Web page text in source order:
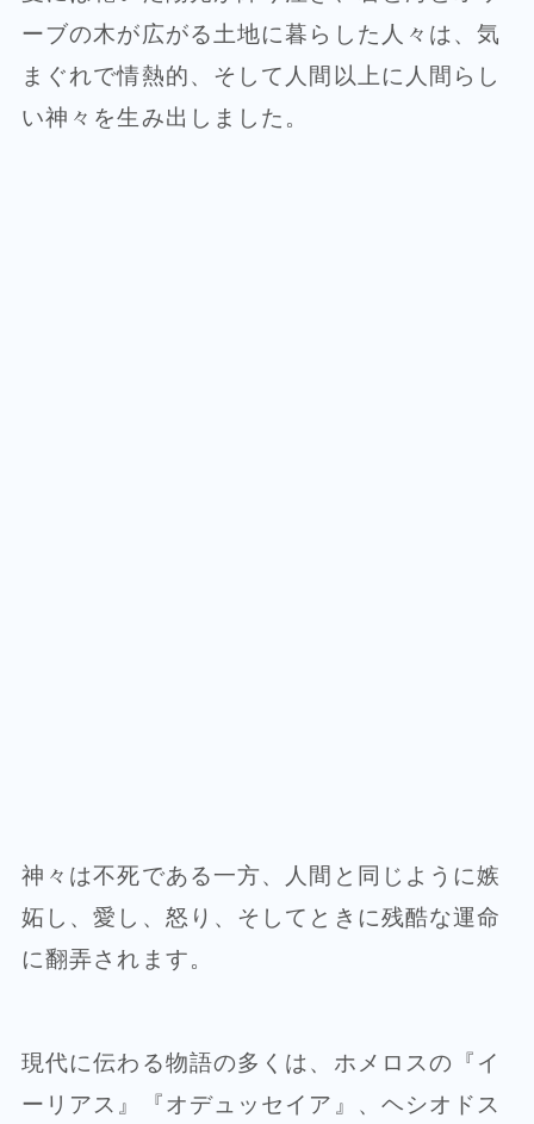
ーブの木が広がる土地に暮らした人々は、気
まぐれで情熱的、そして人間以上に人間らし
い神々を生み出しました。
神々は不死である一方、人間と同じように嫉
妬し、愛し、怒り、そしてときに残酷な運命
に翻弄されます。
現代に伝わる物語の多くは、ホメロスの『イ
ーリアス』『オデュッセイア』、ヘシオドス